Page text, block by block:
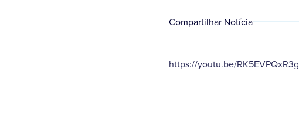
Compartilhar Notícia
https://youtu.be/RK5EVPQxR3g